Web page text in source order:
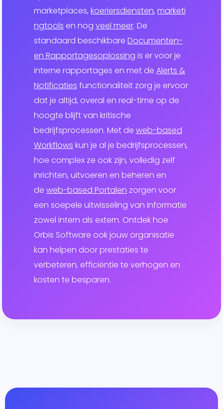
marketplaces, koeriersdiensten, marketi
ngtools en nog veel meer. De
standaard beschikbare Documenten-
en Rapportagesoplossing is er voor je
interne rapportages en met de Alerts &
Notificaties functionaliteit zorg je ervoor
dat je altijd, overal en real-time op de
hoogte blijft van kritische
bedrijfsprocessen. Met de web-based
Workflows kun je al je bedrijfsprocessen,
hoe complex ze ook zijn, volledig zelf
inrichten, uitvoeren en beheren en
de web-based Portalen zorgen voor
een soepele uitwisseling van informatie
zowel intern als extern. Ontdek hoe
Orbis Software ook jouw organisatie
kan helpen door prestaties te
verbeteren, efficiëntie te verhogen en
kosten te besparen.